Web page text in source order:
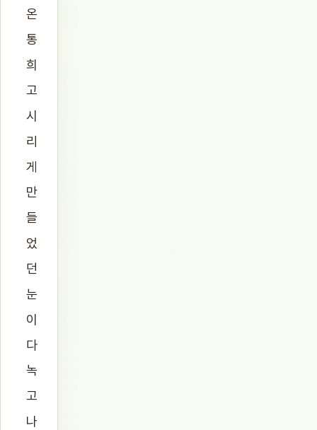
온
통
희
고
시
리
게
만
들
었
던
눈
이
다
녹
고
나